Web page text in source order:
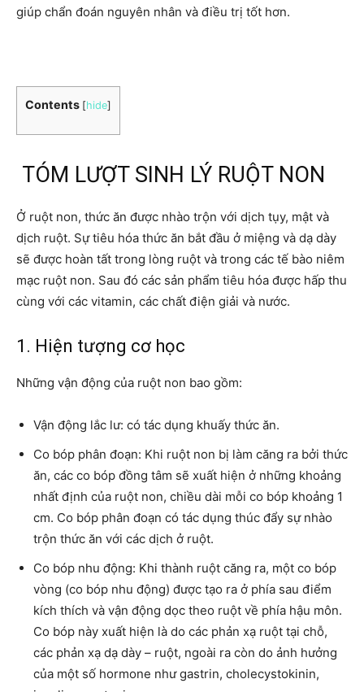
giúp chẩn đoán nguyên nhân và điều trị tốt hơn.
Contents [hide]
TÓM LƯỢT SINH LÝ RUỘT NON
Ở ruột non, thức ăn được nhào trộn với dịch tụy, mật và
dịch ruột. Sự tiêu hóa thức ăn bắt đầu ở miệng và dạ dày
sẽ được hoàn tất trong lòng ruột và trong các tế bào niêm
mạc ruột non. Sau đó các sản phẩm tiêu hóa được hấp thu
cùng với các vitamin, các chất điện giải và nước.
1. Hiện tượng cơ học
Những vận động của ruột non bao gồm:
Vận động lắc lư: có tác dụng khuấy thức ăn.
Co bóp phân đoạn: Khi ruột non bị làm căng ra bởi thức
ăn, các co bóp đồng tâm sẽ xuất hiện ở những khoảng
nhất định của ruột non, chiều dài mỗi co bóp khoảng 1
cm. Co bóp phân đoạn có tác dụng thúc đẩy sự nhào
trộn thức ăn với các dịch ở ruột.
Co bóp nhu động: Khi thành ruột căng ra, một co bóp
vòng (co bóp nhu động) được tạo ra ở phía sau điểm
kích thích và vận động dọc theo ruột về phía hậu môn.
Co bóp này xuất hiện là do các phản xạ ruột tại chỗ,
các phản xạ dạ dày – ruột, ngoài ra còn do ảnh hưởng
của một số hormone như gastrin, cholecystokinin,